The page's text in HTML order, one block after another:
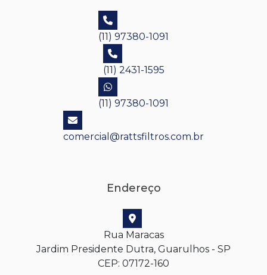
(11) 97380-1091
(11) 2431-1595
(11) 97380-1091
comercial@rattsfiltros.com.br
Endereço
Rua Maracas
Jardim Presidente Dutra, Guarulhos - SP
CEP: 07172-160